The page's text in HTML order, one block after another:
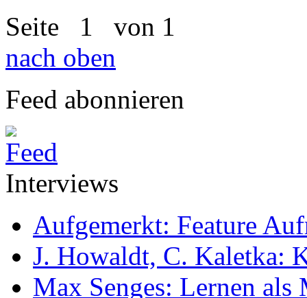
Seite 1 von 1
nach oben
Feed abonnieren
Interviews
Aufgemerkt: Feature
J. Howaldt, C. Kaletka:
Max Senges: Lernen als